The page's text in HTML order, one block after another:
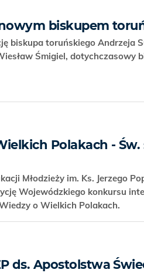
biskupem
biskupa toruńskiego Andrzeja
Śmigiel, dotychczasowy
Polakach - Św.
Młodzieży im. Ks. Jerzego
Wojewódzkiego konkursu
o Wielkich Polakach.
ds. Apostolstwa